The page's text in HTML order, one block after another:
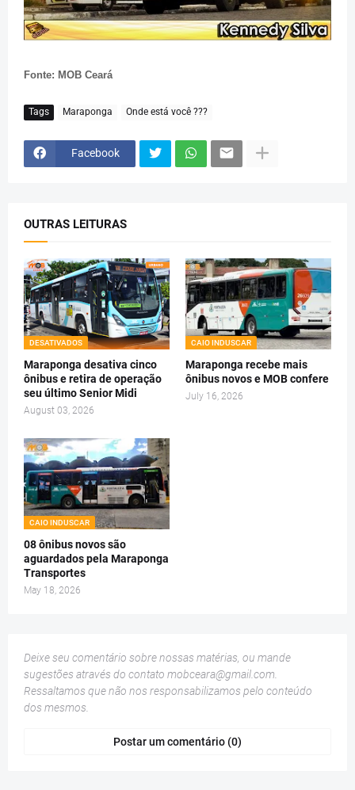
Fonte: MOB Ceará
Tags Maraponga Onde está você ???
Facebook
OUTRAS LEITURAS
DESATIVADOS
Maraponga desativa cinco
ônibus e retira de operação
seu último Senior Midi
August 03, 2026
CAIO INDUSCAR
Maraponga recebe mais
ônibus novos e MOB confere
July 16, 2026
CAIO INDUSCAR
08 ônibus novos são
aguardados pela Maraponga
Transportes
May 18, 2026
Deixe seu comentário sobre nossas matérias, ou mande
sugestões através do contato mobceara@gmail.com
Ressaltamos que não nos responsabilizamos pelo conteúdo
dos mesmos.
Postar um comentário (0)